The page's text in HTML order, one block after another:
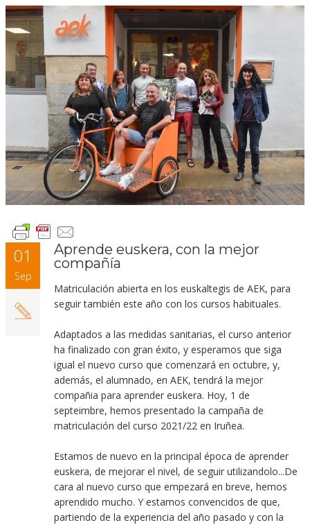
01
Sep
Aprende euskera, con la mejor
compañía
Matriculación abierta en los euskaltegis de AEK, para
seguir también este año con los cursos habituales.
Adaptados a las medidas sanitarias, el curso anterior
ha finalizado con gran éxito, y esperamos que siga
igual el nuevo curso que comenzará en octubre, y,
además, el alumnado, en AEK, tendrá la mejor
compañia para aprender euskera. Hoy, 1 de
septeimbre, hemos presentado la campaña de
matriculación del curso 2021/22 en Iruñea.
Estamos de nuevo en la principal época de aprender
euskera, de mejorar el nivel, de seguir utilizandolo...De
cara al nuevo curso que empezará en breve, hemos
aprendido mucho. Y estamos convencidos de que,
partiendo de la experiencia del año pasado y con la